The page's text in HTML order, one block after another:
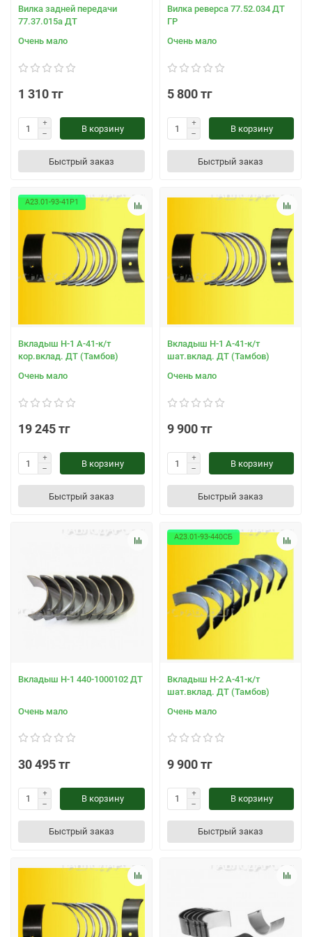
Вилка задней передачи
77.37.015а ДТ
Очень мало
1 310 тг
В корзину
Быстрый заказ
Вилка реверса 77.52.034 ДТ
ГР
Очень мало
5 800 тг
В корзину
Быстрый заказ
А23.01-93-41Р1
Вкладыш Н-1 А-41-к/т
кор.вклад. ДТ (Тамбов)
Очень мало
19 245 тг
В корзину
Быстрый заказ
Вкладыш Н-1 А-41-к/т
шат.вклад. ДТ (Тамбов)
Очень мало
9 900 тг
В корзину
Быстрый заказ
Вкладыш Н-1 440-1000102 ДТ
Очень мало
30 495 тг
В корзину
Быстрый заказ
А23.01-93-440СБ
Вкладыш Н-2 А-41-к/т
шат.вклад. ДТ (Тамбов)
Очень мало
9 900 тг
В корзину
Быстрый заказ